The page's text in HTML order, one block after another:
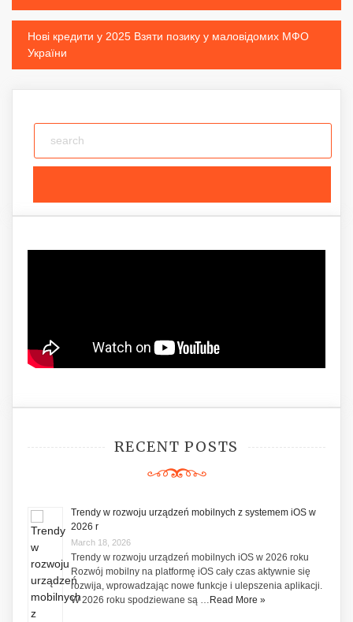
navigation
Нові кредити у 2025 Взяти позику у маловідомих МФО
України
RECENT POSTS
Trendy w rozwoju urządzeń mobilnych z systemem iOS w
2026 r
March 18, 2026
Trendy w rozwoju urządzeń mobilnych iOS w 2026 roku
Rozwój mobilny na platformę iOS cały czas aktywnie się
rozwija, wprowadzając nowe funkcje i ulepszenia aplikacji.
W 2026 roku spodziewane są … Read More »